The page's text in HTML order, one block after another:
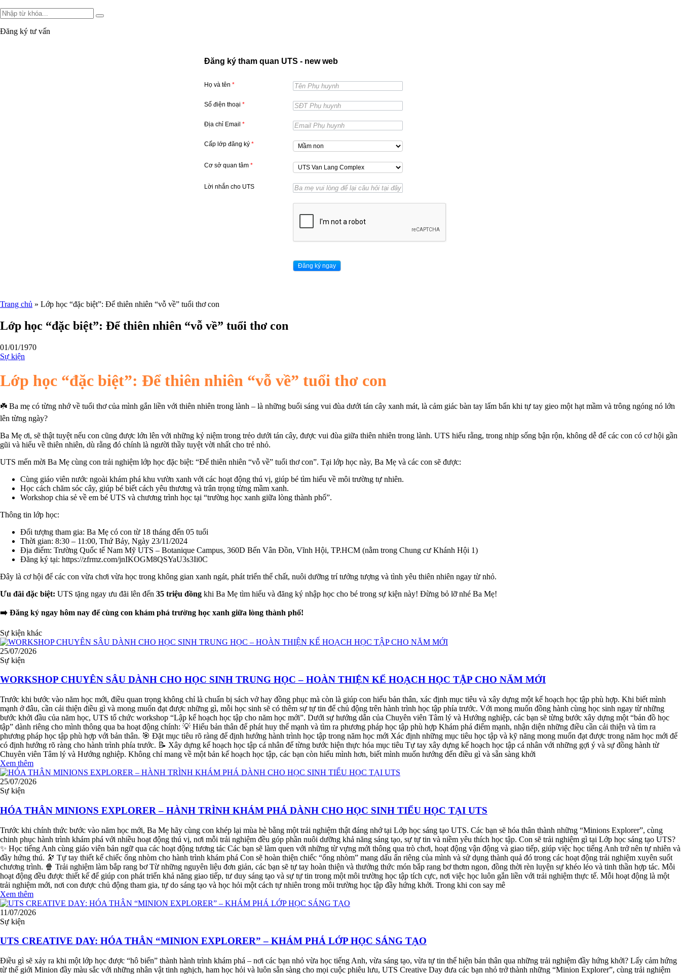
Đăng ký tư vấn
Đăng ký tham quan UTS - new web
Họ và tên *
Số điện thoại *
Địa chỉ Email *
Cấp lớp đăng ký *
Cơ sở quan tâm *
Lời nhắn cho UTS
Trang chủ » Lớp học “đặc biệt”: Để thiên nhiên “vỗ về” tuổi thơ con
Lớp học “đặc biệt”: Để thiên nhiên “vỗ về” tuổi thơ con
01/01/1970
Sự kiện
Lớp học “đặc biệt”: Để thiên nhiên “vỗ về” tuổi thơ con
☘️ Ba mẹ có từng nhớ về tuổi thơ của mình gắn liền với thiên nhiên trong lành – là những buổi sáng vui đùa dưới tán cây xanh mát, là cảm giác bàn tay lấm bẩn khi tự tay gieo một hạt mầm và trông ngóng nó lớn
lên từng ngày?
Ba Mẹ ơi, sẽ thật tuyệt nếu con cũng được lớn lên với những kỷ niệm trong trẻo dưới tán cây, được vui đùa giữa thiên nhiên trong lành. UTS hiểu rằng, trong nhịp sống bận rộn, không dễ để các con có cơ hội gần
gũi và hiểu về thiên nhiên, dù rằng đó chính là người thầy tuyệt vời nhất cho trẻ nhỏ.
UTS mến mời Ba Mẹ cùng con trải nghiệm lớp học đặc biệt: “Để thiên nhiên “vỗ về” tuổi thơ con”. Tại lớp học này, Ba Mẹ và các con sẽ được:
Cùng giáo viên nước ngoài khám phá khu vườn xanh với các hoạt động thú vị, giúp bé tìm hiểu về môi trường tự nhiên.
Học cách chăm sóc cây, giúp bé biết cách yêu thương và trân trọng từng mầm xanh.
Workshop chia sẻ về em bé UTS và chương trình học tại “trường học xanh giữa lòng thành phố”.
Thông tin lớp học:
Đối tượng tham gia: Ba Mẹ có con từ 18 tháng đến 05 tuổi
Thời gian: 8:30 – 11:00, Thứ Bảy, Ngày 23/11/2024
Địa điểm: Trường Quốc tế Nam Mỹ UTS – Botanique Campus, 360D Bến Vân Đồn, Vĩnh Hội, TP.HCM (nằm trong Chung cư Khánh Hội 1)
Đăng ký tại: https://zfrmz.com/jnIKOGM8QSYaU3s3Ii0C
Đây là cơ hội để các con vừa chơi vừa học trong không gian xanh ngát, phát triển thể chất, nuôi dưỡng trí tưởng tượng và tình yêu thiên nhiên ngay từ nhỏ.
Ưu đãi đặc biệt: UTS tặng ngay ưu đãi lên đến 35 triệu đồng khi Ba Mẹ tìm hiểu và đăng ký nhập học cho bé trong sự kiện này! Đừng bỏ lỡ nhé Ba Mẹ!
➡️ Đăng ký ngay hôm nay để cùng con khám phá trường học xanh giữa lòng thành phố!
Sự kiện khác
25/07/2026
Sự kiện
WORKSHOP CHUYÊN SÂU DÀNH CHO HỌC SINH TRUNG HỌC – HOÀN THIỆN KẾ HOẠCH HỌC TẬP CHO NĂM MỚI
Trước khi bước vào năm học mới, điều quan trọng không chỉ là chuẩn bị sách vở hay đồng phục mà còn là giúp con hiểu bản thân, xác định mục tiêu và xây dựng một kế hoạch học tập phù hợp. Khi biết mình
mạnh ở đâu, cần cải thiện điều gì và mong muốn đạt được những gì, mỗi học sinh sẽ có thêm sự tự tin để chủ động trên hành trình học tập phía trước. Với mong muốn đồng hành cùng học sinh ngay từ những
bước khởi đầu của năm học, UTS tổ chức workshop “Lập kế hoạch học tập cho năm học mới”. Dưới sự hướng dẫn của Chuyên viên Tâm lý và Hướng nghiệp, các bạn sẽ từng bước xây dựng một “bản đồ học
tập” dành riêng cho mình thông qua ba hoạt động chính: 💡 Hiểu bản thân để phát huy thế mạnh và tìm ra phương pháp học tập phù hợp Khám phá điểm mạnh, nhận diện những điều cần cải thiện và tìm ra
phương pháp học tập phù hợp với bản thân. 🎯 Đặt mục tiêu rõ ràng để định hướng hành trình học tập trong năm học mới Xác định những mục tiêu học tập và kỹ năng mong muốn đạt được trong năm học mới để
có định hướng rõ ràng cho hành trình phía trước. 📝 Xây dựng kế hoạch học tập cá nhân để từng bước hiện thực hóa mục tiêu Tự tay xây dựng kế hoạch học tập cá nhân với những gợi ý và sự đồng hành từ
Chuyên viên Tâm lý và Hướng nghiệp. Không chỉ mang về một bản kế hoạch học tập, các bạn còn hiểu mình hơn, biết mình muốn hướng đến điều gì và sẵn sàng khởi
Xem thêm
25/07/2026
Sự kiện
HÓA THÂN MINIONS EXPLORER – HÀNH TRÌNH KHÁM PHÁ DÀNH CHO HỌC SINH TIỂU HỌC TẠI UTS
Trước khi chính thức bước vào năm học mới, Ba Mẹ hãy cùng con khép lại mùa hè bằng một trải nghiệm thật đáng nhớ tại Lớp học sáng tạo UTS. Các bạn sẽ hóa thân thành những “Minions Explorer”, cùng
chinh phục hành trình khám phá với nhiều hoạt động thú vị, nơi mỗi trải nghiệm đều góp phần nuôi dưỡng khả năng sáng tạo, sự tự tin và niềm yêu thích học tập. Con sẽ trải nghiệm gì tại Lớp học sáng tạo UTS?
✨ Học tiếng Anh cùng giáo viên bản ngữ qua các hoạt động tương tác Các bạn sẽ làm quen với những từ vựng mới thông qua trò chơi, hoạt động vận động và giao tiếp, giúp việc học tiếng Anh trở nên tự nhiên và
đầy hứng thú. 🔭 Tự tay thiết kế chiếc ống nhòm cho hành trình khám phá Con sẽ hoàn thiện chiếc “ống nhòm” mang dấu ấn riêng của mình và sử dụng thành quả đó trong các hoạt động trải nghiệm xuyên suốt
chương trình. 🍿 Trải nghiệm làm bắp rang bơ Từ những nguyên liệu đơn giản, các bạn sẽ tự tay hoàn thiện và thưởng thức món bắp rang bơ thơm ngon, đồng thời rèn luyện sự khéo léo và tinh thần hợp tác. Mỗi
hoạt động đều được thiết kế để giúp con phát triển khả năng giao tiếp, tư duy sáng tạo và sự tự tin trong một môi trường học tập tích cực, nơi việc học luôn gắn liền với trải nghiệm thực tế. Mỗi hoạt động là một
trải nghiệm mới, nơi con được chủ động tham gia, tự do sáng tạo và học hỏi một cách tự nhiên trong môi trường học tập đầy hứng khởi. Trong khi con say mê
Xem thêm
11/07/2026
Sự kiện
UTS CREATIVE DAY: HÓA THÂN “MINION EXPLORER” – KHÁM PHÁ LỚP HỌC SÁNG TẠO
Điều gì sẽ xảy ra khi một lớp học được “hô biến” thành hành trình khám phá – nơi các bạn nhỏ vừa học tiếng Anh, vừa sáng tạo, vừa tự tin thể hiện bản thân qua những trải nghiệm đầy hứng khởi? Lấy cảm hứng
từ thế giới Minion đầy màu sắc với những nhân vật tinh nghịch, ham học hỏi và luôn sẵn sàng cho mọi cuộc phiêu lưu, UTS Creative Day đưa các bạn nhỏ trở thành những “Minion Explorer”, cùng trải nghiệm